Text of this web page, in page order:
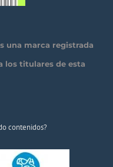
una marca registrada
los titulares de esta
contenidos?